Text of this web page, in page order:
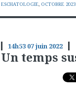
ESCHATOLOGIE, OCTOBRE 2023
14h53 07juin 2022
Un temps